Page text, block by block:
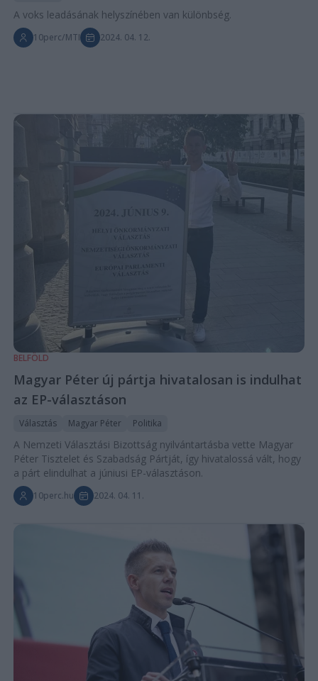
A voks leadásának helyszínében van különbség.
10perc/MTI 2024. 04. 12.
BELFÖLD
Magyar Péter új pártja hivatalosan is indulhat
az EP-választáson
Választás Magyar Péter Politika
A Nemzeti Választási Bizottság nyilvántartásba vette Magyar
Péter Tisztelet és Szabadság Pártját, így hivatalossá vált, hogy
a párt elindulhat a júniusi EP-választáson.
10perc.hu 2024. 04. 11.